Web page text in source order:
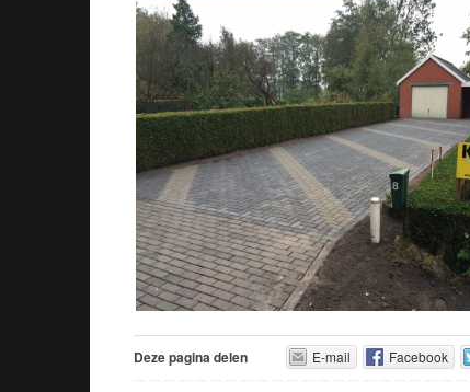
Deze pagina delen E-mail Facebook